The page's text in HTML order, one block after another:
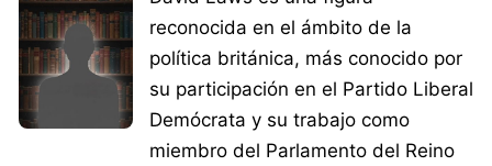
reconocida en el ámbito de la
política británica, más conocido por
su participación en el Partido Liberal
Demócrata y su trabajo como
miembro del Parlamento del Reino